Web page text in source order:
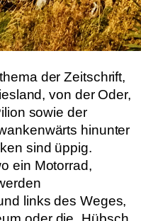
der Zeitschrift,
von der Oder,
sowie der
hinunter
sind üppig.
ein Motorrad,
links des Weges,